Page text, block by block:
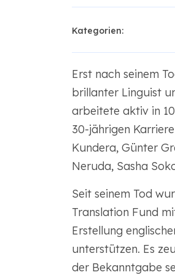
Kategorien:
Erst nach seinem
brillanter Linguist
arbeitete aktiv in
30-jährigen
Kundera, Günter
Neruda, Sasha
Seit seinem Tod
Translation Fund
Erstellung
unterstützen. Es
der Bekanntgabe